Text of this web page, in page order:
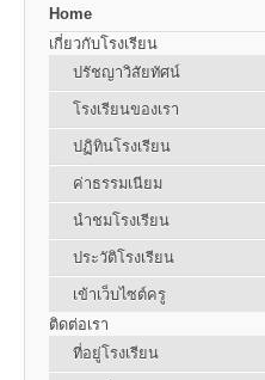
Home
เกี่ยวกับโรงเรียน
ปรัชญาวิสัยทัศน์
โรงเรียนของเรา
ปฏิทินโรงเรียน
ค่าธรรมเนียม
นำชมโรงเรียน
ประวัติโรงเรียน
เข้าเว็บไซต์ครู
ติดต่อเรา
ที่อยู่โรงเรียน